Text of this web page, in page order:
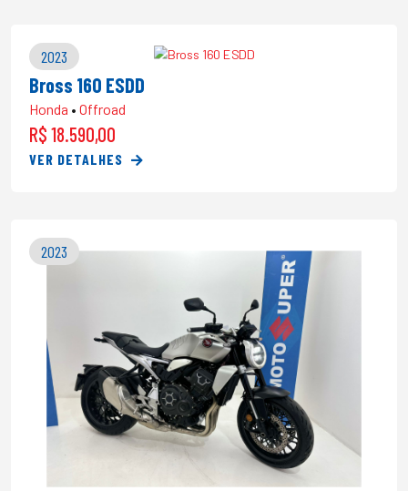
2023
Bross 160 ESDD
Honda • Offroad
R$ 18.590,00
VER DETALHES
2023